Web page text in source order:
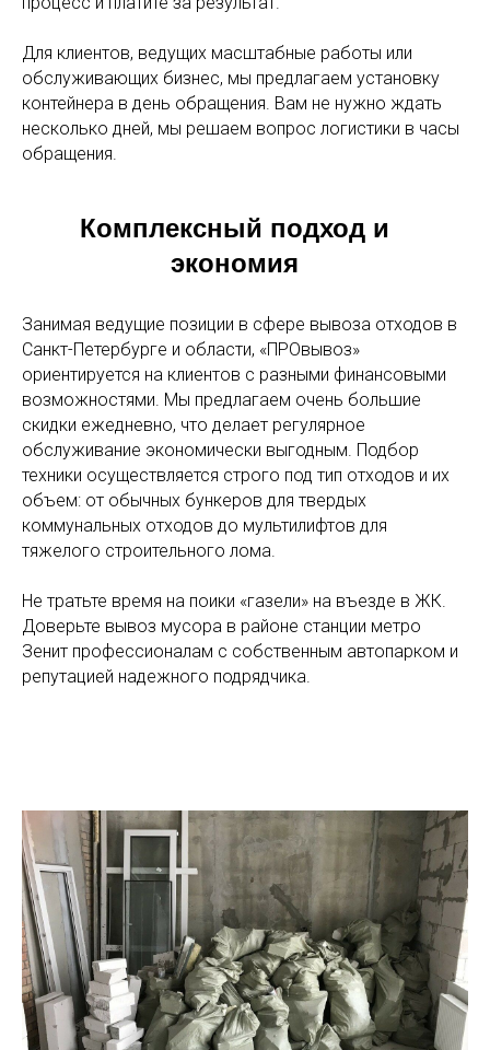
Для клиентов, ведущих масштабные работы или
обслуживающих бизнес, мы предлагаем установку
контейнера в день обращения. Вам не нужно ждать
несколько дней, мы решаем вопрос логистики в часы
обращения.
Комплексный подход и
экономия
Занимая ведущие позиции в сфере вывоза отходов в
Санкт-Петербурге и области, «ПРОвывоз»
ориентируется на клиентов с разными финансовыми
возможностями. Мы предлагаем очень большие
скидки ежедневно, что делает регулярное
обслуживание экономически выгодным. Подбор
техники осуществляется строго под тип отходов и их
объем: от обычных бункеров для твердых
коммунальных отходов до мультилифтов для
тяжелого строительного лома.
Не тратьте время на поики «газели» на въезде в ЖК.
Доверьте вывоз мусора в районе станции метро
Зенит профессионалам с собственным автопарком и
репутацией надежного подрядчика.